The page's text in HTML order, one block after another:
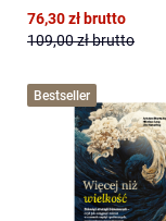
76,30 zł brutto
109,00 złbrutto
Bestseller